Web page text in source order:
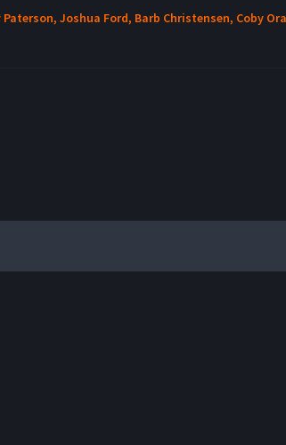
Paterson, Joshua Ford, Barb Christensen, Coby